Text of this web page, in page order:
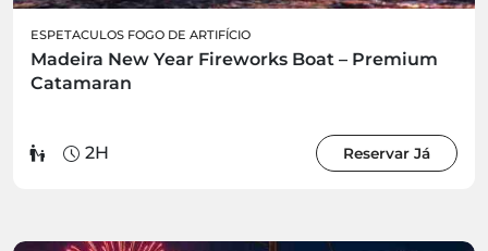
ESPETACULOS FOGO DE ARTIFÍCIO
Madeira New Year Fireworks Boat – Premium
Catamaran
2H Reservar Já